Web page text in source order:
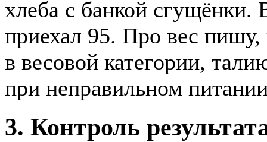
хлеба с банкой сгущёнки.
приехал 95. Про вес
в весовой категории,
при неправильном
3. Контроль